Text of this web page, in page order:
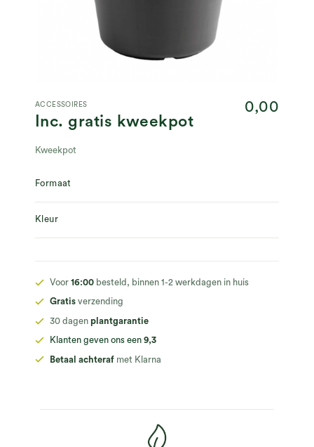
ACCESSOIRES
Inc. gratis kweekpot
0,00
Kweekpot
Formaat
Kleur
Voor 16:00 besteld, binnen 1-2 werkdagen in huis
Gratis verzending
30 dagen plantgarantie
Klanten geven ons een 9,3
Betaal achteraf met Klarna